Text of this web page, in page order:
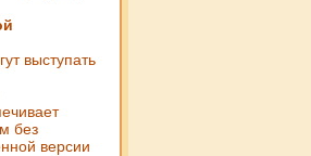
выступать
без
версии